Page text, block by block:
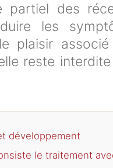
partiel des
les
plaisir
reste
développement
le traitement